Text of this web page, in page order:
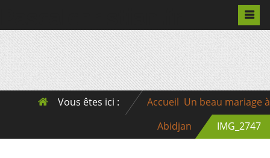
Vous êtes ici : Accueil Un beau mariage à
Abidjan
IMG_2747